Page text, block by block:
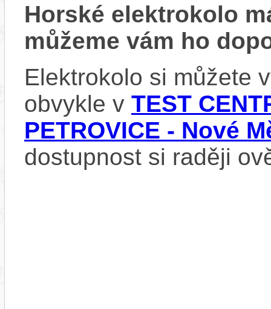
Horské elektrokolo
můžeme vám ho
Elektrokolo si můžete
obvykle v TEST
PETROVICE - Nové
dostupnost si raději